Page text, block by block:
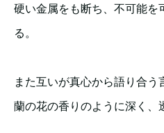
硬い金属をも断ち、不可能を
る。
また互いが真心から語り合う
蘭の花の香りのように深く、